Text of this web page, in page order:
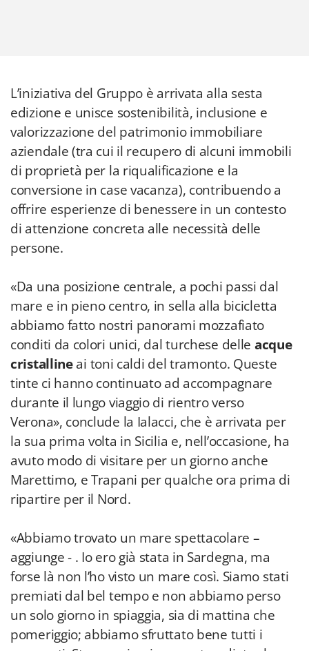
L’iniziativa del Gruppo è arrivata alla sesta
edizione e unisce sostenibilità, inclusione e
valorizzazione del patrimonio immobiliare
aziendale (tra cui il recupero di alcuni immobili
di proprietà per la riqualificazione e la
conversione in case vacanza), contribuendo a
offrire esperienze di benessere in un contesto
di attenzione concreta alle necessità delle
persone.
«Da una posizione centrale, a pochi passi dal
mare e in pieno centro, in sella alla bicicletta
abbiamo fatto nostri panorami mozzafiato
conditi da colori unici, dal turchese delle acque
cristallineai toni caldi del tramonto. Queste
tinte ci hanno continuato ad accompagnare
durante il lungo viaggio di rientro verso
Verona», conclude la Ialacci, che è arrivata per
la sua prima volta in Sicilia e, nell’occasione, ha
avuto modo di visitare per un giorno anche
Marettimo, e Trapani per qualche ora prima di
ripartire per il Nord.
«Abbiamo trovato un mare spettacolare –
aggiunge - . Io ero già stata in Sardegna, ma
forse là non l’ho visto un mare così. Siamo stati
premiati dal bel tempo e non abbiamo perso
un solo giorno in spiaggia, sia di mattina che
pomeriggio; abbiamo sfruttato bene tutti i